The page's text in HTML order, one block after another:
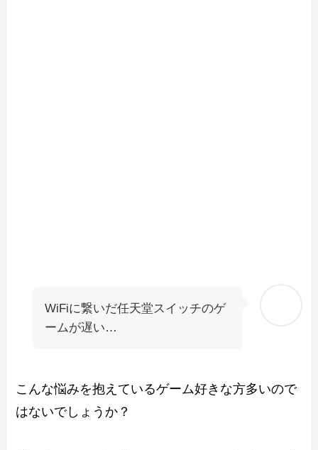
WiFiに繋いだ任天堂スイッチのゲ
ームが遅い…
こんな悩みを抱えているゲーム好きな方多いので
はないでしょうか？